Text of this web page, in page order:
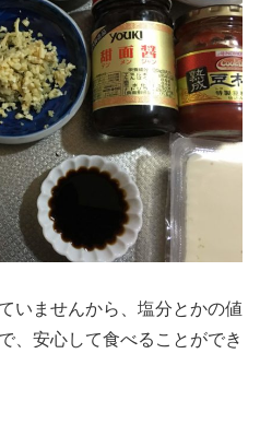
いませんから、塩分とかの値
、安心して食べることができ